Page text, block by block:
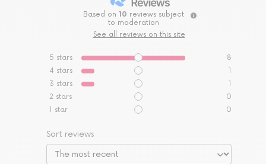
Based on 10 reviews subject
to moderation
See all reviews on this site
5 stars
8
4 stars
1
3 stars
1
2 stars
0
1 star 0
Sort reviews